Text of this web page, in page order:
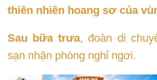
thiên nhiên hoang sơ của
Sau bữa trưa, đoàn di
sạn nhận phòng nghỉ ngơi.